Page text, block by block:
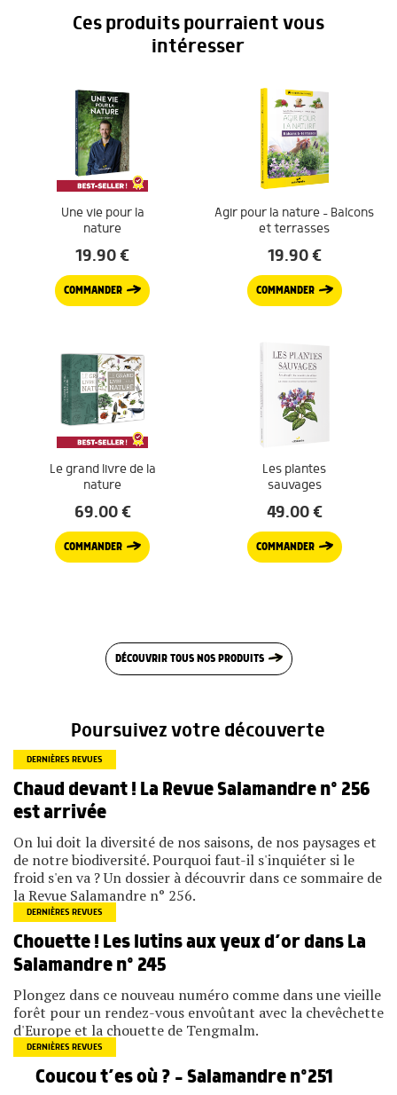
Ces produits pourraient vous
intéresser
Une vie pour la
nature
19.90€
COMMANDER
Agir pour la nature – Balcons
et terrasses
19.90€
COMMANDER
Le grand livre de la
nature
69.00€
COMMANDER
Les plantes
sauvages
49.00€
COMMANDER
DÉCOUVRIR TOUS NOS PRODUITS
Poursuivez votre découverte
DERNIÈRES REVUES
Chaud devant ! La Revue Salamandre n° 256
est arrivée
On lui doit la diversité de nos saisons, de nos paysages et
de notre biodiversité. Pourquoi faut-il s'inquiéter si le
froid s'en va ? Un dossier à découvrir dans ce sommaire de
la Revue Salamandre n° 256.
DERNIÈRES REVUES
Chouette ! Les lutins aux yeux d’or dans La
Salamandre n° 245
Plongez dans ce nouveau numéro comme dans une vieille
forêt pour un rendez-vous envoûtant avec la chevêchette
d'Europe et la chouette de Tengmalm.
DERNIÈRES REVUES
Coucou t’es où ? – Salamandre n°251